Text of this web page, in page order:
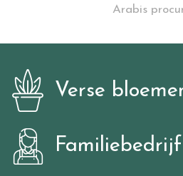
Arabis
Verse
Familiebedrijf